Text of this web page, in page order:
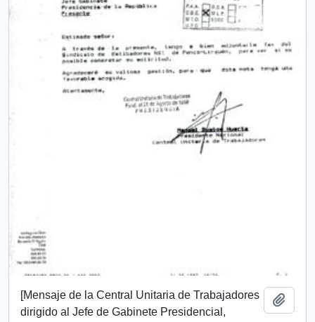
[Mensaje de la Central Unitaria de Trabajadores
dirigido al Jefe de Gabinete Presidencial,